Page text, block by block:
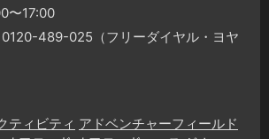
〜17:00
489-025（フリーダイヤル・ヨヤ
ティビティ アドベンチャーフィールド